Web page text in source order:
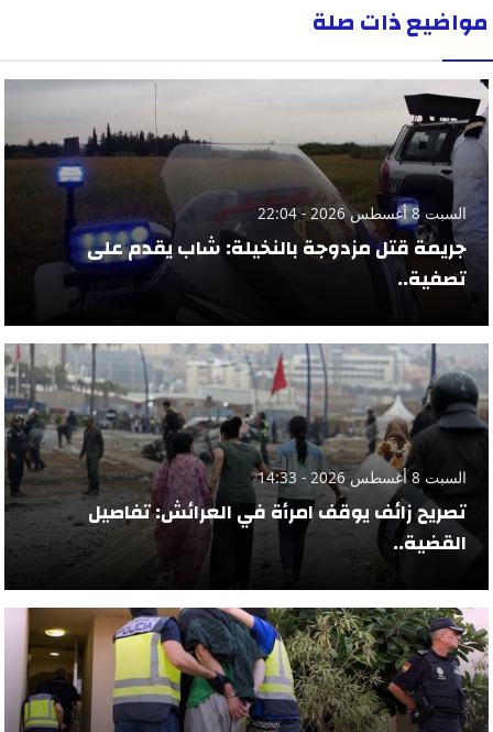
مواضيع ذات صلة
السبت 8 أغسطس 2026 - 22:04
جريمة قتل مزدوجة بالنخيلة: شاب يقدم على
تصفية..
السبت 8 أغسطس 2026 - 14:33
تصريح زائف يوقف امرأة في العرائش: تفاصيل
القضية..